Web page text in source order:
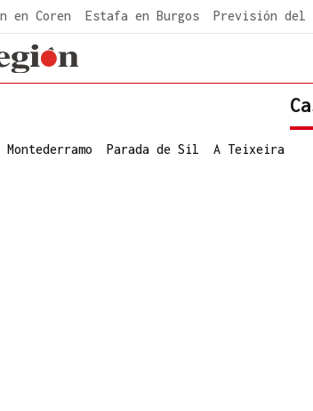
en Coren Estafa en Burgos Previsión del
Montederramo Parada de Sil A Teixeira